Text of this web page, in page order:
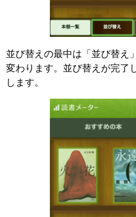
並び替えの最中は「並び替え
変わります。並び替えが完了
します。